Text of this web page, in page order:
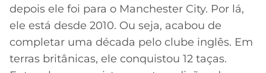
depois ele foi para o Manchester City. Por lá,
ele está desde 2010. Ou seja, acabou de
completar uma década pelo clube inglês. Em
terras britânicas, ele conquistou 12 taças.